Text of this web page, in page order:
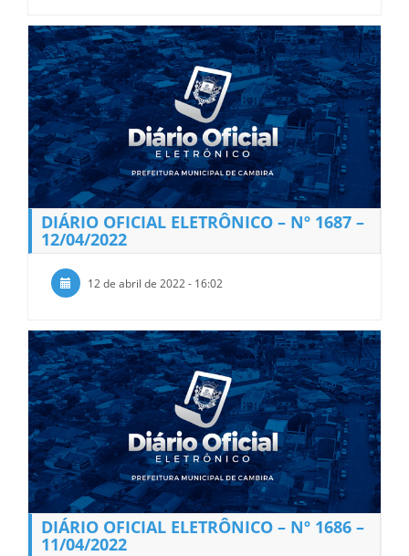
DIÁRIO OFICIAL ELETRÔNICO – Nº 1687 –
12/04/2022
12 de abril de 2022 - 16:02
DIÁRIO OFICIAL ELETRÔNICO – Nº 1686 –
11/04/2022